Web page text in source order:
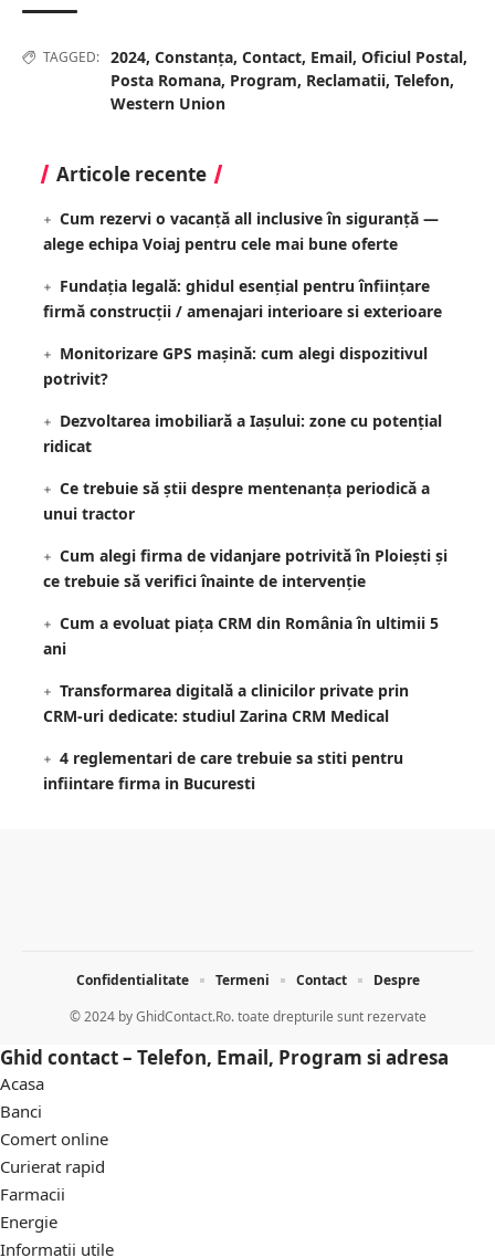
TAGGED: 2024, Constanța, Contact, Email, Oficiul Postal,
Posta Romana, Program, Reclamatii, Telefon,
Western Union
Articole recente
Cum rezervi o vacanță all inclusive în siguranță —
alege echipa Voiaj pentru cele mai bune oferte
Fundația legală: ghidul esențial pentru înființare
firmă construcții / amenajari interioare si exterioare
Monitorizare GPS mașină: cum alegi dispozitivul
potrivit?
Dezvoltarea imobiliară a Iașului: zone cu potențial
ridicat
Ce trebuie să știi despre mentenanța periodică a
unui tractor
Cum alegi firma de vidanjare potrivită în Ploiești și
ce trebuie să verifici înainte de intervenție
Cum a evoluat piața CRM din România în ultimii 5
ani
Transformarea digitală a clinicilor private prin
CRM-uri dedicate: studiul Zarina CRM Medical
4 reglementari de care trebuie sa stiti pentru
infiintare firma in Bucuresti
© 2024 byGhidContact.Ro. toate drepturile sunt rezervate
Confidentialitate Termeni Contact Despre
Ghid contact – Telefon, Email, Program si adresa
Acasa
Banci
Comert online
Curierat rapid
Farmacii
Energie
Informatii utile